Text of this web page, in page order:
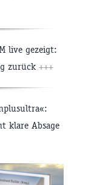
live gezeigt:
zurück +++
klare Absage